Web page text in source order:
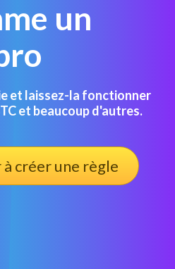
un
et laissez-la fonctionner
et beaucoup d'autres.
créer une règle